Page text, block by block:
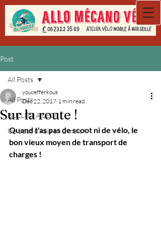
Post
All Posts
BULLITT A L'EST
Un bout d'Asie en 2 mois !
All Posts
Sur la route !
youcefferkous
Dec 22, 2017 1 min read
Quand t'as pas de scoot ni de vélo, le
bon vieux moyen de transport de
charges !